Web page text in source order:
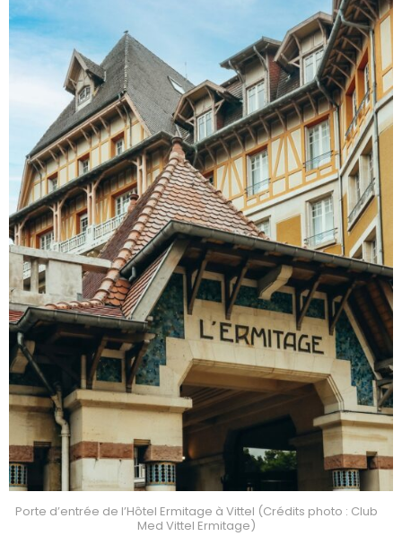
Porte d’entrée de l’Hôtel Ermitage à Vittel (Crédits photo : Club
Med Vittel Ermitage)